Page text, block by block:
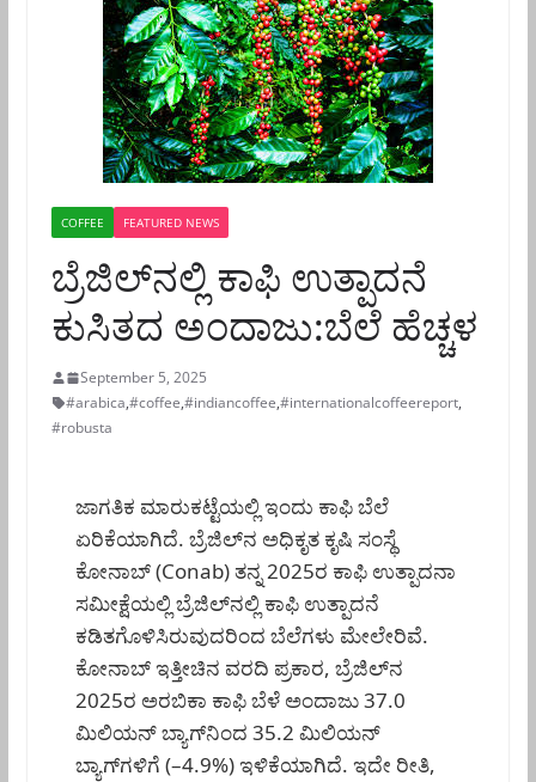
COFFEE FEATURED NEWS
ಬ್ರೆಜಿಲ್‌ನಲ್ಲಿ ಕಾಫಿ ಉತ್ಪಾದನೆ
ಕುಸಿತದ ಅಂದಾಜು:ಬೆಲೆ ಹೆಚ್ಚಳ
September 5, 2025
#arabica,#coffee,#indiancoffee,#internationalcoffeereport,
#robusta
ಜಾಗತಿಕ ಮಾರುಕಟ್ಟೆಯಲ್ಲಿ ಇಂದು ಕಾಫಿ ಬೆಲೆ
ಏರಿಕೆಯಾಗಿದೆ. ಬ್ರೆಜಿಲ್‌ನ ಅಧಿಕೃತ ಕೃಷಿ ಸಂಸ್ಥೆ
ಕೋನಾಬ್ (Conab) ತನ್ನ 2025ರ ಕಾಫಿ ಉತ್ಪಾದನಾ
ಸಮೀಕ್ಷೆಯಲ್ಲಿ ಬ್ರೆಜಿಲ್‌ನಲ್ಲಿ ಕಾಫಿ ಉತ್ಪಾದನೆ
ಕಡಿತಗೊಳಿಸಿರುವುದರಿಂದ ಬೆಲೆಗಳು ಮೇಲೇರಿವೆ.
ಕೋನಾಬ್ ಇತ್ತೀಚಿನ ವರದಿ ಪ್ರಕಾರ, ಬ್ರೆಜಿಲ್‌ನ
2025ರ ಅರಬಿಕಾ ಕಾಫಿ ಬೆಳೆ ಅಂದಾಜು 37.0
ಮಿಲಿಯನ್ ಬ್ಯಾಗ್‌ನಿಂದ 35.2 ಮಿಲಿಯನ್
ಬ್ಯಾಗ್‌ಗಳಿಗೆ (–4.9%) ಇಳಿಕೆಯಾಗಿದೆ. ಇದೇ ರೀತಿ,